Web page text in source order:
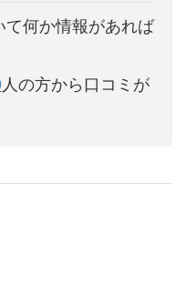
て何か情報があれば
人の方から口コミが